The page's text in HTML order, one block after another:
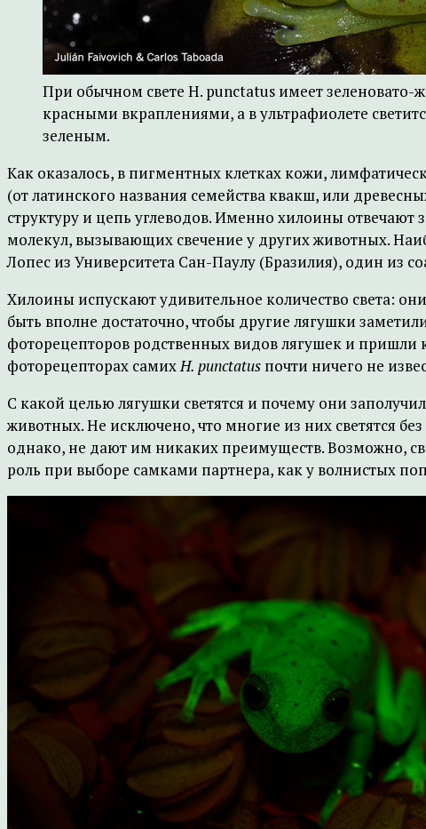
При обычном свете H. punctatus имеет зеленовато-
красными вкраплениями, а в ультрафиолете
зеленым.
Как оказалось, в пигментных клетках кожи,
(от латинского названия семейства квакш, или
структуру и цепь углеводов. Именно хилоины
молекул, вызывающих свечение у других животных.
Лопес из Университета Сан-Паулу (Бразилия), один из
Хилоины испускают удивительное количество света:
быть вполне достаточно, чтобы другие лягушки
фоторецепторов родственных видов лягушек и пришли
фоторецепторах самихH. punctatus почти ничего не
С какой целью лягушки светятся и почему они
животных. Не исключено, что многие из них светятся
однако, не дают им никаких преимуществ. Возможно,
роль при выборе самками партнера, как у волнистых